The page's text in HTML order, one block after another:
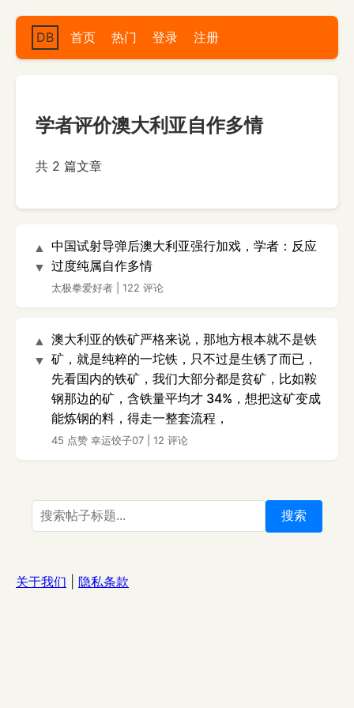
DB 首页 热门 登录 注册
学者评价澳大利亚自作多情
共 2 篇文章
▲
▼
中国试射导弹后澳大利亚强行加戏，学者：反应
过度纯属自作多情
太极拳爱好者 122 评论
▲
▼
澳大利亚的铁矿严格来说，那地方根本就不是铁
矿，就是纯粹的一坨铁，只不过是生锈了而已，
先看国内的铁矿，我们大部分都是贫矿，比如鞍
钢那边的矿，含铁量平均才 34%，想把这矿变成
能炼钢的料，得走一整套流程，
45 点赞 幸运饺子07 12 评论
搜索
关于我们 隐私条款